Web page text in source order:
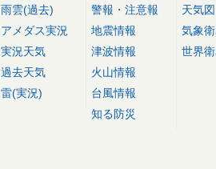
雨雲(過去)
アメダス実況
実況天気
過去天気
雷(実況)
警報・注意報
地震情報
津波情報
火山情報
台風情報
知る防災
天気図
気象
世界